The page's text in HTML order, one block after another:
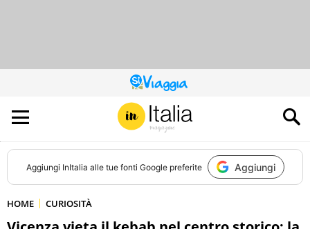
QUESTO
SITO
CONTRIBUISCE
ALL’AUDIENCE
DI
Aggiungi InItalia alle tue fonti Google preferite Aggiungi
HOME CURIOSITÀ